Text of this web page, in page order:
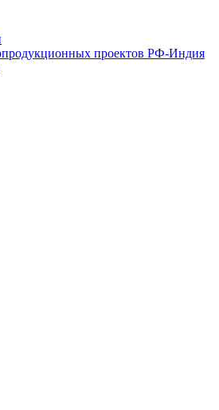
проектов РФ-Индия